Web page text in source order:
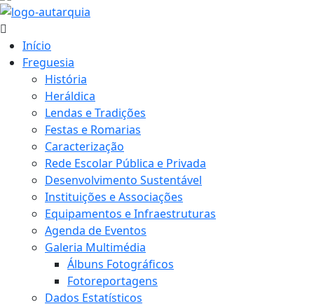
Início
Freguesia
História
Heráldica
Lendas e Tradições
Festas e Romarias
Caracterização
Rede Escolar Pública e Privada
Desenvolvimento Sustentável
Instituições e Associações
Equipamentos e Infraestruturas
Agenda de Eventos
Galeria Multimédia
Álbuns Fotográficos
Fotoreportagens
Dados Estatísticos